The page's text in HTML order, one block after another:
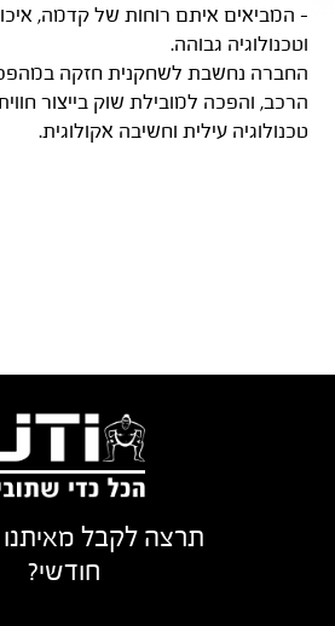
– המביאים איתם רוחות של קדמה,
וטכנולוגיה גבוהה.
החברה נחשבת לשחקנית חזקה
הרכב, והפכה למובילת שוק בייצור
טכנולוגיה עילית וחשיבה אקולוגית.
תרצה לקבל מאיתנו
חודשי?